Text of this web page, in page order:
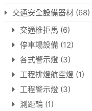
交通安全設備器材 (68)
交通椎拒馬 (6)
停車場設備 (12)
各式警示燈 (3)
工程排燈航空燈 (1)
工程警示燈 (3)
測距輪 (1)